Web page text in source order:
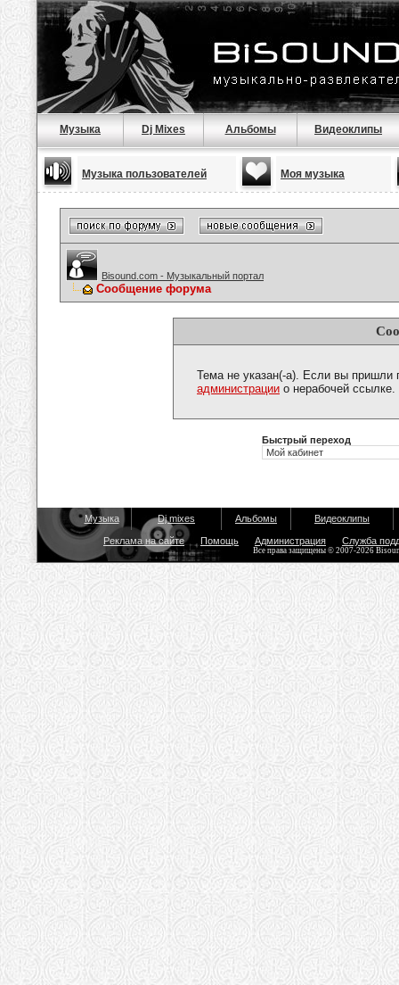
Музыка Dj Mixes Альбомы Видеоклипы
Музыка пользователей Моя музыка
Bisound.com - Музыкальный портал
Сообщение форума
Тема не указан(-а). Если вы пришли
администрации о нерабочей ссылке.
Быстрый переход
Музыка Dj mixes Альбомы Видеоклипы
Реклама на сайте Помощь Администрация Служба
Все права защищены © 2007-2026